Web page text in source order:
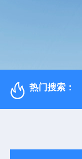
热门搜索：